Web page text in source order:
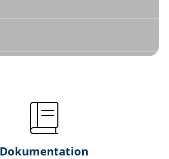
Dokumentation